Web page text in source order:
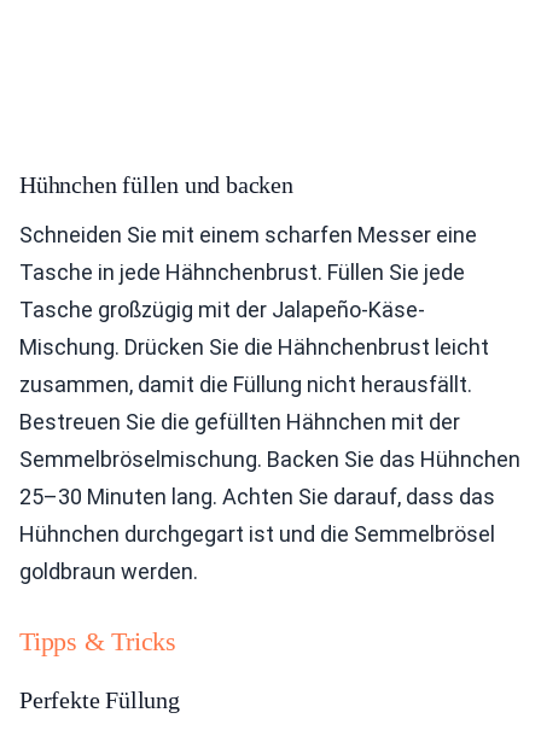
Hühnchen füllen und backen
Schneiden Sie mit einem scharfen Messer eine
Tasche in jede Hähnchenbrust. Füllen Sie jede
Tasche großzügig mit der Jalapeño-Käse-
Mischung. Drücken Sie die Hähnchenbrust leicht
zusammen, damit die Füllung nicht herausfällt.
Bestreuen Sie die gefüllten Hähnchen mit der
Semmelbröselmischung. Backen Sie das Hühnchen
25–30 Minuten lang. Achten Sie darauf, dass das
Hühnchen durchgegart ist und die Semmelbrösel
goldbraun werden.
Tipps & Tricks
Perfekte Füllung